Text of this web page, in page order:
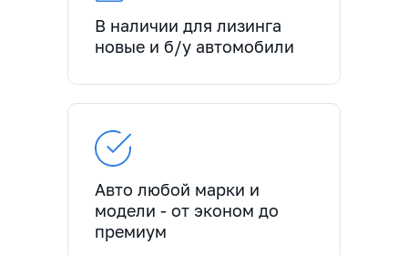
В наличии для лизинга
новые и б/у автомобили
Авто любой марки и
модели - от эконом до
премиум